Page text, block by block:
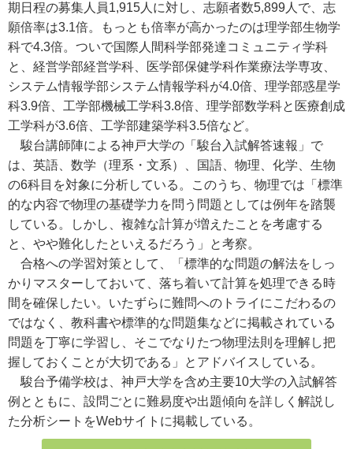
期日程の募集人員1,915人に対し、志願者数5,899人で、志
願倍率は3.1倍。もっとも倍率が高かったのは理学部生物学
科で4.3倍。ついで国際人間科学部発達コミュニティ学科
と、経営学部経営学科、医学部保健学科作業療法学専攻、
システム情報学部システム情報学科が4.0倍、理学部惑星学
科3.9倍、工学部機械工学科3.8倍、理学部数学科と医療創成
工学科が3.6倍、工学部建築学科3.5倍など。
駿台講師陣による神戸大学の「駿台入試解答速報」で
は、英語、数学（理系・文系）、国語、物理、化学、生物
の6科目を対象に分析している。このうち、物理では「標準
的な内容で物理の基礎学力を問う問題としては例年を踏襲
している。しかし、複雑な計算が増えたことを考慮する
と、やや難化したといえるだろう」と考察。
合格への学習対策として、「標準的な問題の解法をしっ
かりマスターしておいて、落ち着いて計算を処理できる時
間を確保したい。いたずらに難問へのトライにこだわるの
ではなく、教科書や標準的な問題集などに掲載されている
問題を丁寧に学習し、そこでなりたつ物理法則を理解し把
握しておくことが大切である」とアドバイスしている。
駿台予備学校は、神戸大学を含め主要10大学の入試解答
例とともに、設問ごとに難易度や出題傾向を詳しく解説し
た分析シートをWebサイトに掲載している。